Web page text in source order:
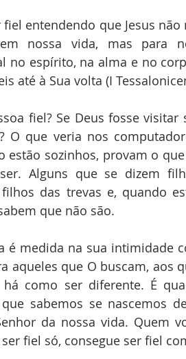
entendendo que Jesus não
em nossa vida, mas para
no espírito, na alma e no
até à Sua volta (I
fiel? Se Deus fosse visitar
O que veria nos
estão sozinhos, provam o
Alguns que se dizem
das trevas e, quando
que não são.
é medida na sua intimidade
aqueles que O buscam, aos
há como ser diferente. É
sabemos se nascemos
da nossa vida. Quem
fiel só, consegue ser fiel